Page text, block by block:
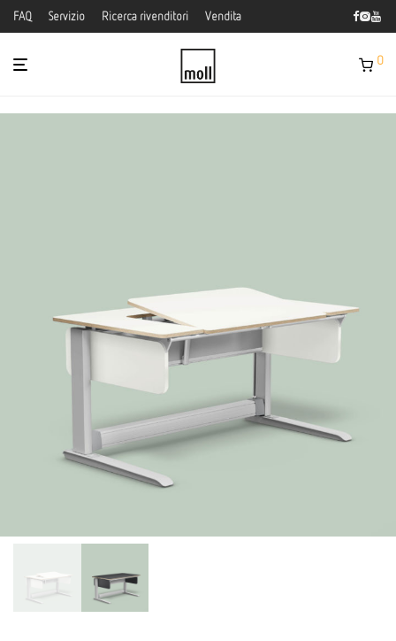
FAQ Servizio Ricerca rivenditori Vendita
0